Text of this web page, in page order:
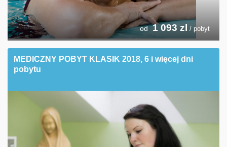
od 1 093zl / pobyt
MEDICZNY POBYT KLASIK 2018, 6 i więcej dni
pobytu